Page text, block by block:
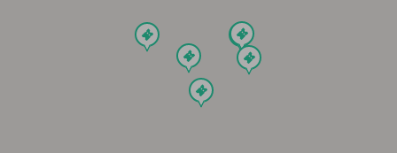
events
events
events
events
events
events